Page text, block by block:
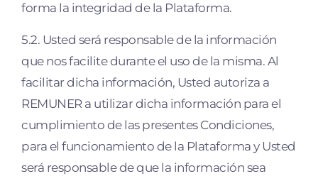
forma la integridad de la Plataforma.
5.2. Usted será responsable de la información
que nos facilite durante el uso de la misma. Al
facilitar dicha información, Usted autoriza a
REMUNER a utilizar dicha información para el
cumplimiento de las presentes Condiciones,
para el funcionamiento de la Plataforma y Usted
será responsable de que la información sea